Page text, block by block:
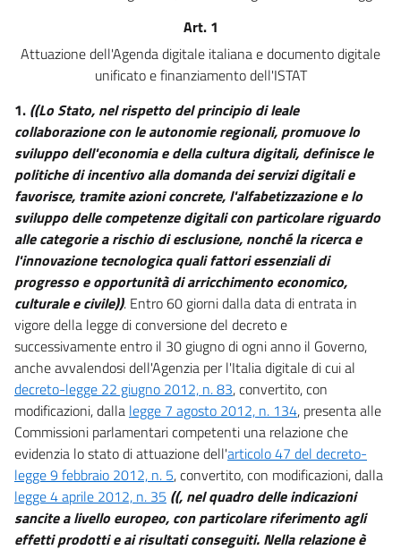
16 quater
16 quinquies
16 sexies
16 septies
16 octies
16 novies
16 decies
16 undecies
17
18
Sezione VII
Ricerca, innovazione e comunità intelligenti
19
20
20 bis
20 ter
Sezione VIII
Assicurazioni, mutualità e mercato finanziario
Art. 1
Attuazione dell'Agenda digitale italiana e documento digitale
unificato e finanziamento dell'ISTAT
1. ((Lo Stato, nel rispetto del principio di leale
collaborazione con le autonomie regionali, promuove lo
sviluppo dell'economia e della cultura digitali, definisce le
politiche di incentivo alla domanda dei servizi digitali e
favorisce, tramite azioni concrete, l'alfabetizzazione e lo
sviluppo delle competenze digitali con particolare riguardo
alle categorie a rischio di esclusione, nonché la ricerca e
l'innovazione tecnologica quali fattori essenziali di
progresso e opportunità di arricchimento economico,
culturale e civile)). Entro 60 giorni dalla data di entrata in
vigore della legge di conversione del decreto e
successivamente entro il 30 giugno di ogni anno il Governo,
anche avvalendosi dell'Agenzia per l'Italia digitale di cui al
decreto-legge 22 giugno 2012, n. 83, convertito, con
modificazioni, dalla legge 7 agosto 2012, n. 134, presenta alle
Commissioni parlamentari competenti una relazione che
evidenzia lo stato di attuazione dell'articolo 47 del decreto-
legge 9 febbraio 2012, n. 5, convertito, con modificazioni, dalla
legge 4 aprile 2012, n. 35 ((, nel quadro delle indicazioni
sancite a livello europeo, con particolare riferimento agli
effetti prodotti e ai risultati conseguiti. Nella relazione è